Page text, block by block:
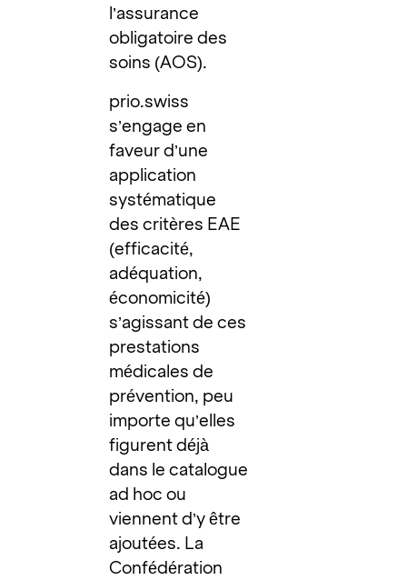
l’assurance
obligatoire des
soins (AOS).
prio.swiss
s’engage en
faveur d’une
application
systématique
des critères EAE
(efficacité,
adéquation,
économicité)
s’agissant de ces
prestations
médicales de
prévention, peu
importe qu’elles
figurent déjà
dans le catalogue
ad hoc ou
viennent d’y être
ajoutées. La
Confédération